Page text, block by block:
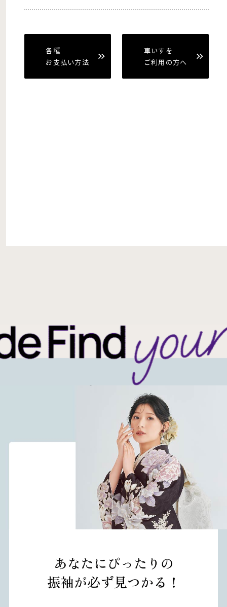
各種
お支払い方法
車いすを
ご利用の方へ